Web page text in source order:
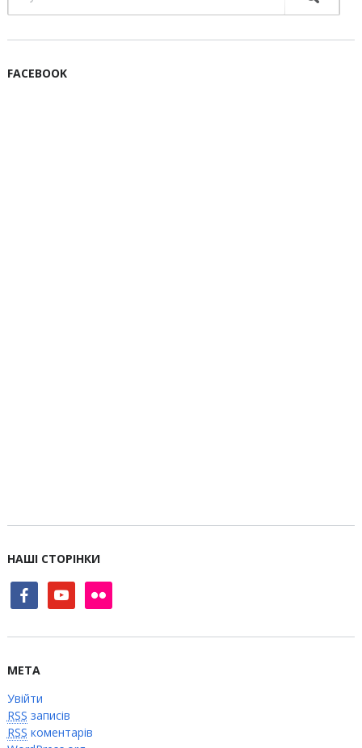
FACEBOOK
НАШІ СТОРІНКИ
facebookyoutube flickr
МЕТА
Увійти
RSS записів
RSS коментарів